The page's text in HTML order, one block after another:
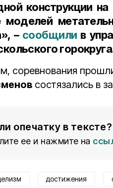
конструкции
моделей
– сообщили в
соревнования
состязались в
опечатку в тексте?
ее и нажмите на
достижения